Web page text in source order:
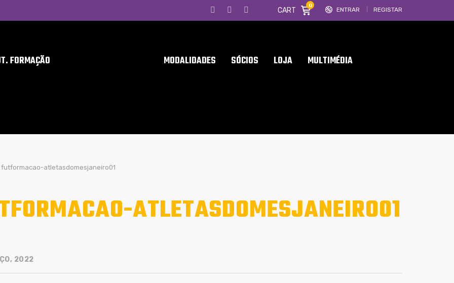
ENTRAR REGISTAR
CART
0
FORMAÇÃO MODALIDADES SÓCIOS LOJA MULTIMÉDIA
futformacao-atletasdomesjaneiro01
ATLETASDOMESJANEIRO01
2022